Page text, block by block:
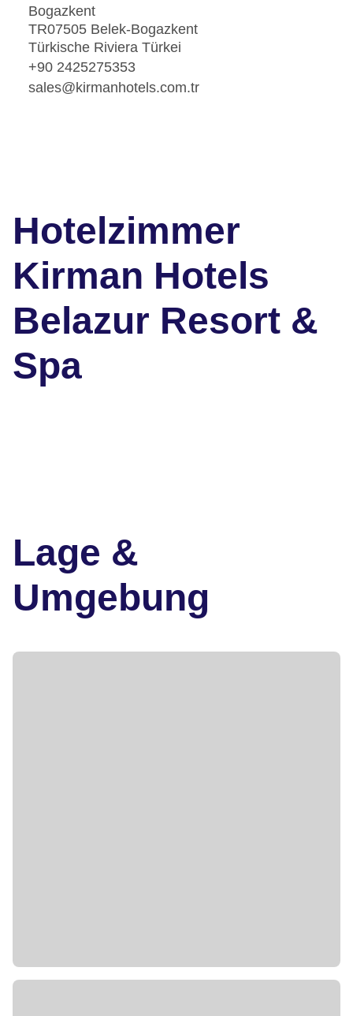
Bogazkent
TR07505 Belek-Bogazkent
Türkische Riviera Türkei
+90 2425275353
sales@kirmanhotels.com.tr
Hotelzimmer
Kirman Hotels
Belazur Resort &
Spa
Lage &
Umgebung